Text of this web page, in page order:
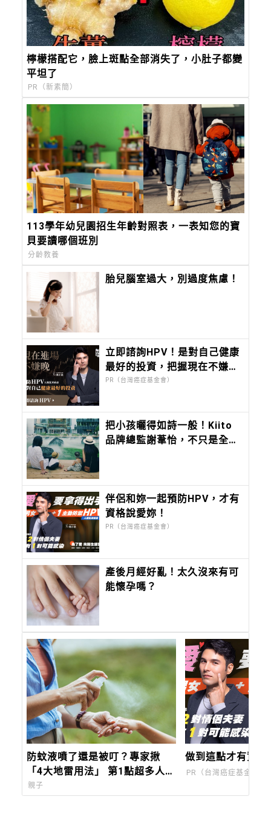
檸檬搭配它，臉上斑點全部消失了，小肚子都變
平坦了
PR（新素簡）
113學年幼兒園招生年齡對照表，一表知您的寶
貝要讀哪個班別
分齡教養
胎兒腦室過大，別過度焦慮！
立即諮詢HPV！是對自己健康
最好的投資，把握現在不嫌
晚！
PR（台灣癌症基金會）
把小孩曬得如詩一般！Kiito
品牌總監謝葦怡，不只是全台
伴侶和妳一起預防HPV，才有
資格說愛妳！
PR（台灣癌症基金會）
產後月經好亂！太久沒來有可
能懷孕嗎？
防蚊液噴了還是被叮？專家揪
「4大地雷用法」 第1點超多人漏
掉
親子
做到這點才有資格
PR（台灣癌症基金會）